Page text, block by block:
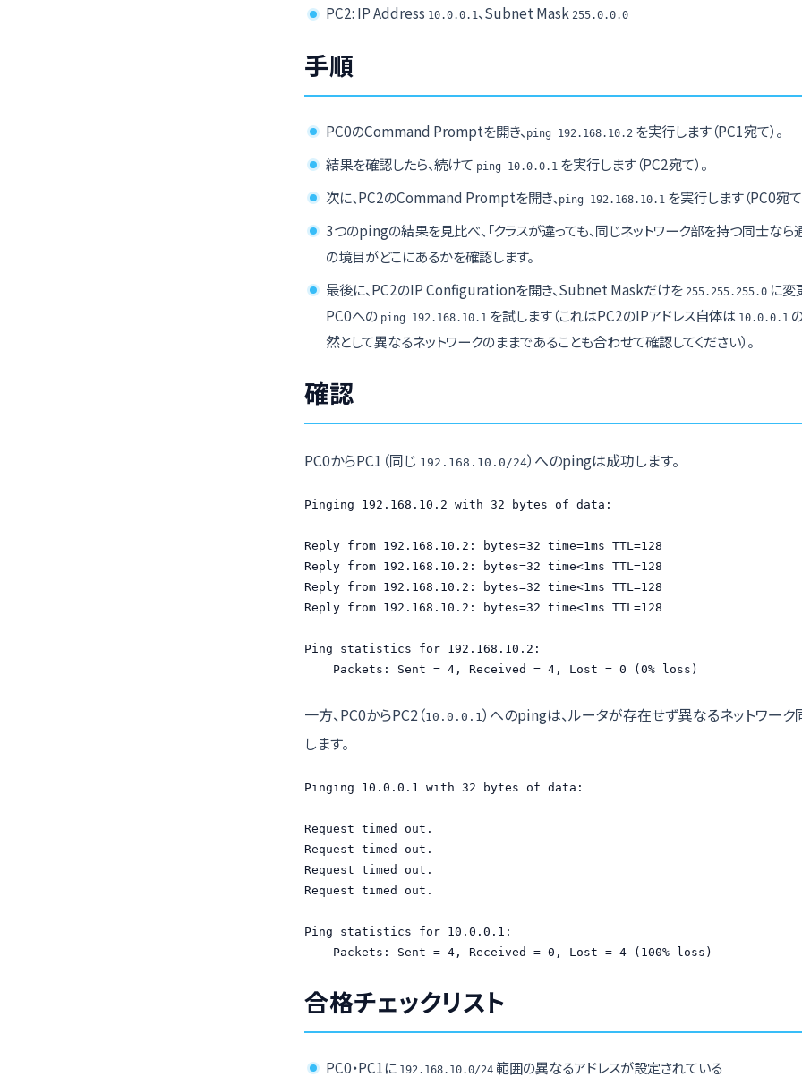
PC2: IP Address 10.0.0.1、Subnet Mask 255.0.0.0
手順
PC0のCommand Promptを開き、 ping 192.168.10.2 を実行します（PC1宛て）。
結果を確認したら、続けて ping 10.0.0.1 を実行します（PC2宛て）。
次に、PC2のCommand Promptを開き、 ping 192.168.10.1 を実行します（PC0宛て
3つのpingの結果を見比べ、「クラスが違っても、同じネットワーク部を持つ同士なら
の境目がどこにあるかを確認します。
最後に、PC2のIP Configurationを開き、Subnet Maskだけを 255.255.255.0 に変
PC0への ping 192.168.10.1 を試します（これはPC2のIPアドレス自体は 10.0.0.1
然として異なるネットワークのままであることも合わせて確認してください）。
確認
PC0からPC1（同じ 192.168.10.0/24）へのpingは成功します。
Pinging 192.168.10.2 with 32 bytes of data:
Reply from 192.168.10.2: bytes=32 time=1ms TTL=128
Reply from 192.168.10.2: bytes=32 time<1ms TTL=128
Reply from 192.168.10.2: bytes=32 time<1ms TTL=128
Reply from 192.168.10.2: bytes=32 time<1ms TTL=128
Ping statistics for 192.168.10.2:
    Packets: Sent = 4, Received = 4, Lost = 0 (0% loss)
一方、PC0からPC2（10.0.0.1 ）へのpingは、ルータが存在せず異なるネットワー
します。
Pinging 10.0.0.1 with 32 bytes of data:
Request timed out.
Request timed out.
Request timed out.
Request timed out.
Ping statistics for 10.0.0.1:
    Packets: Sent = 4, Received = 0, Lost = 4 (100% loss)
合格チェックリスト
PC0・PC1に 192.168.10.0/24 範囲の異なるアドレスが設定されている